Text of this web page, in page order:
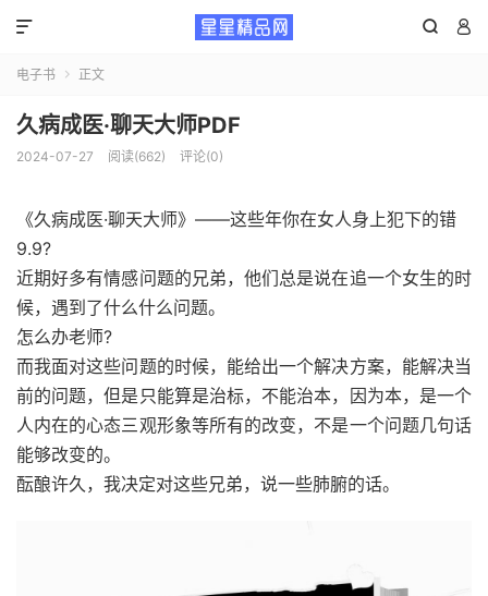
 

电子书  正文
久病成医·聊天大师PDF
2024-07-27 阅读(662) 评论(0)
《久病成医·聊天大师》——这些年你在女人身上犯下的错
9.9?
近期好多有情感问题的兄弟，他们总是说在追一个女生的时
候，遇到了什么什么问题。
怎么办老师?
而我面对这些问题的时候，能给出一个解决方案，能解决当
前的问题，但是只能算是治标，不能治本，因为本，是一个
人内在的心态三观形象等所有的改变，不是一个问题几句话
能够改变的。
酝酿许久，我决定对这些兄弟，说一些肺腑的话。